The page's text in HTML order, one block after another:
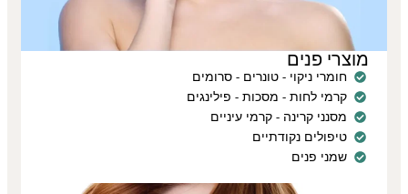
מוצרי פנים
חומרי ניקוי - טונרים - סרומים
קרמי לחות - מסכות - פילינגים
מסנני קרינה - קרמי עיניים
טיפולים נקודתיים
שמני פנים